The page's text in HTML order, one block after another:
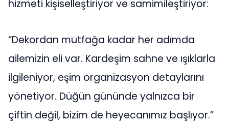
hizmeti kişiselleştiriyor ve samimileştiriyor:
“Dekordan mutfağa kadar her adımda
ailemizin eli var. Kardeşim sahne ve ışıklarla
ilgileniyor, eşim organizasyon detaylarını
yönetiyor. Düğün gününde yalnızca bir
çiftin değil, bizim de heyecanımız başlıyor.”